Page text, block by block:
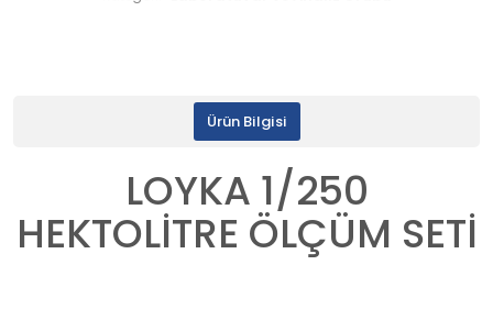
Ürün Bilgisi
LOYKA 1/250
HEKTOLİTRE ÖLÇÜM SETİ